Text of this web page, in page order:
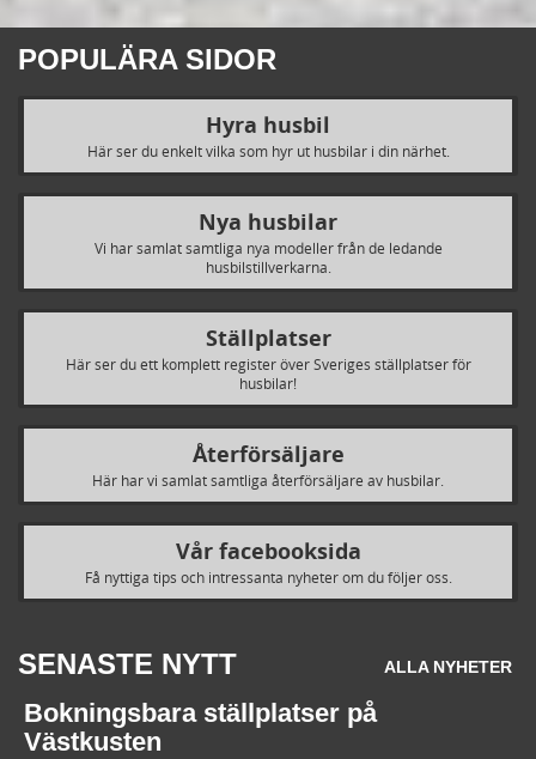
POPULÄRA SIDOR
Hyra husbil
Här ser du enkelt vilka som hyr ut husbilar i din närhet.
Nya husbilar
Vi har samlat samtliga nya modeller från de ledande
husbilstillverkarna.
Ställplatser
Här ser du ett komplett register över Sveriges ställplatser för
husbilar!
Återförsäljare
Här har vi samlat samtliga återförsäljare av husbilar.
Vår facebooksida
Få nyttiga tips och intressanta nyheter om du följer oss.
SENASTE NYTT ALLA NYHETER
Bokningsbara ställplatser på
Västkusten